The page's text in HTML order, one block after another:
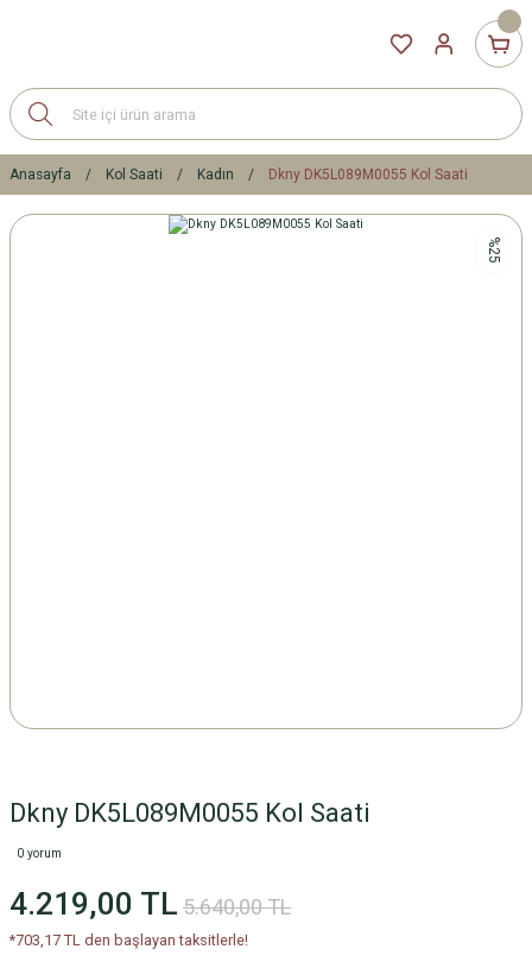
Anasayfa Kol Saati Kadın Dkny DK5L089M0055 Kol Saati
%25
Dkny DK5L089M0055 Kol Saati
0 yorum
4.219,00 TL 5.640,00 TL
*703,17 TL den başlayan taksitlerle!